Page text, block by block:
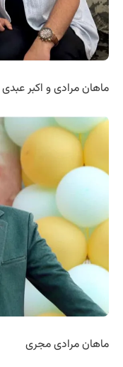
ماهان مرادی و اکبر عبدی
ماهان مرادی مجری